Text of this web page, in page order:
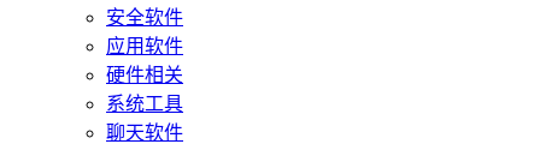
安全软件
应用软件
硬件相关
系统工具
聊天软件